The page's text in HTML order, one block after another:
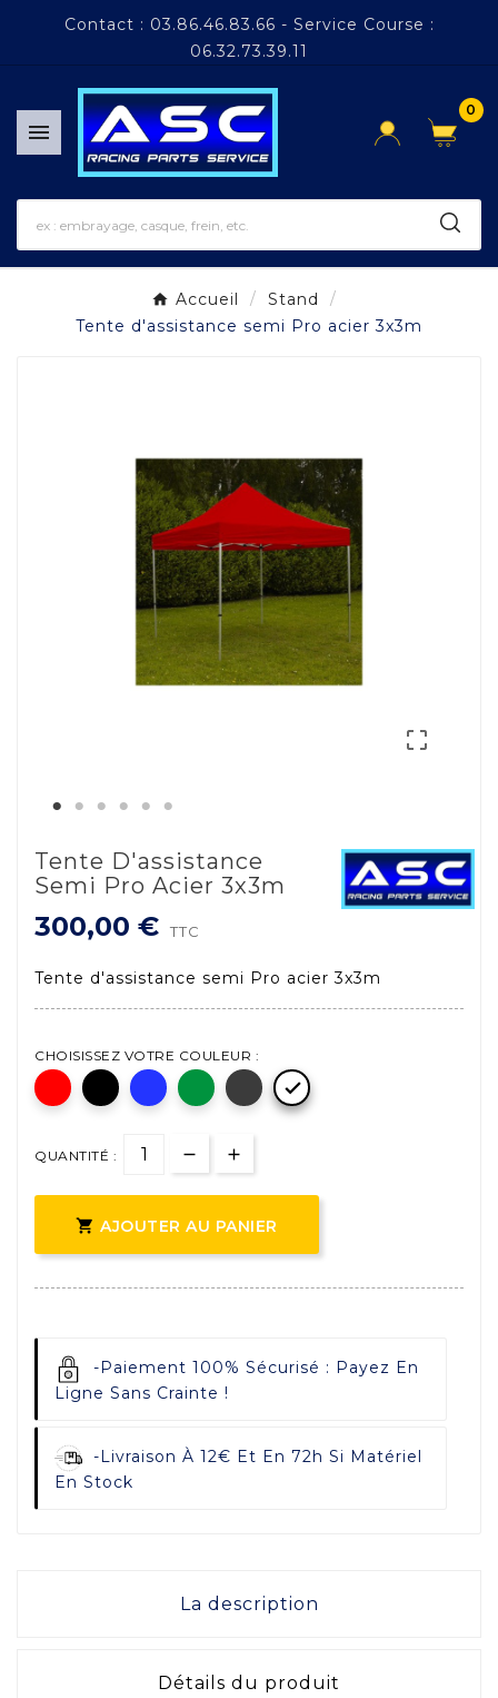
Contact : 03.86.46.83.66 - Service Course :
06.32.73.39.11

0
Accueil
Stand
Tente d'assistance semi Pro acier 3x3m

Tente D'assistance
Semi Pro Acier 3x3m
300,00 € TTC
Tente d'assistance semi Pro acier 3x3m
CHOISISSEZ VOTRE COULEUR :

QUANTITÉ :
 AJOUTER AU PANIER
- Paiement 100% Sécurisé : Payez En
Ligne Sans Crainte !
- Livraison À 12€ Et En 72h Si Matériel
En Stock
La description
Détails du produit